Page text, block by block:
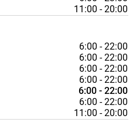
11:00 - 20:00
6:00 - 22:00
6:00 - 22:00
6:00 - 22:00
6:00 - 22:00
6:00 - 22:00
6:00 - 22:00
11:00 - 20:00